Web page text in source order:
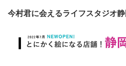
今村君に会えるライフスタジオ